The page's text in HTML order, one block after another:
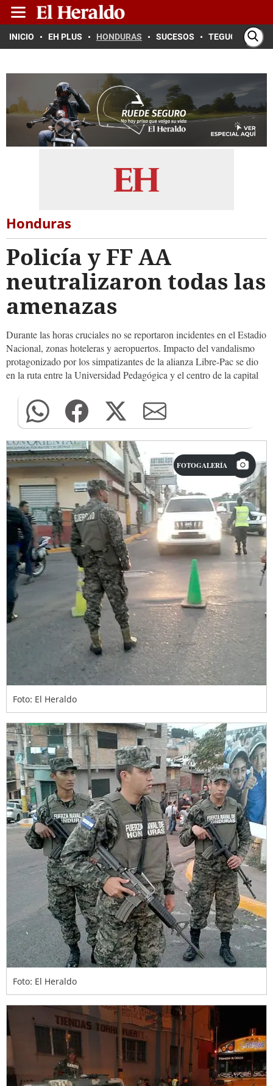
INICIO EH PLUS HONDURAS SUCESOS TEGUCIGALPA
Honduras
Policía y FF AA
neutralizaron todas las
amenazas
Durante las horas cruciales no se reportaron incidentes en el Estadio
Nacional, zonas hoteleras y aeropuertos. Impacto del vandalismo
protagonizado por los simpatizantes de la alianza Libre-Pac se dio
en la ruta entre la Universidad Pedagógica y el centro de la capital
FOTOGALERÍA
Foto: El Heraldo
Foto: El Heraldo